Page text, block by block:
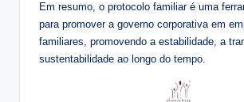
Em resumo, o protocolo familiar é uma
para promover a governo corporativa em
familiares, promovendo a estabilidade, a
sustentabilidade ao longo do tempo.